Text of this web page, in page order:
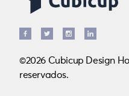
©2026 Cubicup Design
reservados.